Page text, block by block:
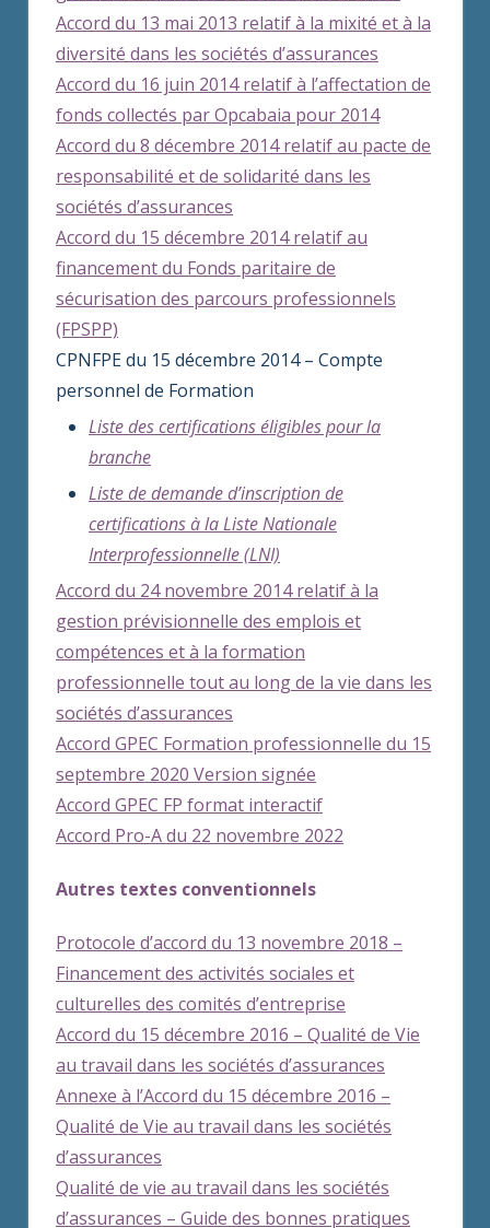
Accord du 13 mai 2013 relatif à la mixité et à la
diversité dans les sociétés d’assurances
Accord du 16 juin 2014 relatif à l’affectation de
fonds collectés par Opcabaia pour 2014
Accord du 8 décembre 2014 relatif au pacte de
responsabilité et de solidarité dans les
sociétés d’assurances
Accord du 15 décembre 2014 relatif au
financement du Fonds paritaire de
sécurisation des parcours professionnels
(FPSPP)
CPNFPE du 15 décembre 2014 – Compte
personnel de Formation
Liste des certifications éligibles pour la
branche
Liste de demande d’inscription de
certifications à la Liste Nationale
Interprofessionnelle (LNI)
Accord du 24 novembre 2014 relatif à la
gestion prévisionnelle des emplois et
compétences et à la formation
professionnelle tout au long de la vie dans les
sociétés d’assurances
Accord GPEC Formation professionnelle du 15
septembre 2020 Version signée
Accord GPEC FP format interactif
Accord Pro-A du 22 novembre 2022
Autres textes conventionnels
Protocole d’accord du 13 novembre 2018 –
Financement des activités sociales et
culturelles des comités d’entreprise
Accord du 15 décembre 2016 – Qualité de Vie
au travail dans les sociétés d’assurances
Annexe à l’Accord du 15 décembre 2016 –
Qualité de Vie au travail dans les sociétés
d’assurances
Qualité de vie au travail dans les sociétés
d’assurances – Guide des bonnes pratiques